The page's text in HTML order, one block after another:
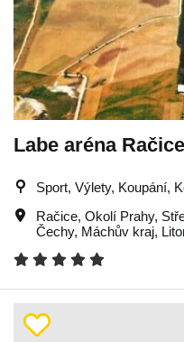
Labe aréna Račice
Sport, Výlety, Koupání,
Račice, Okolí Prahy,
Čechy, Máchův kraj,